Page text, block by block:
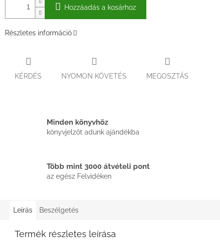
Hozzáadás a kosárhoz
Részletes információ
KÉRDÉS NYOMON KÖVETÉS MEGOSZTÁS
Minden könyvhöz
könyvjelzőt adunk ajándékba
Több mint 3000 átvételi pont
az egész Felvidéken
Leírás Beszélgetés
Termék részletes leírása